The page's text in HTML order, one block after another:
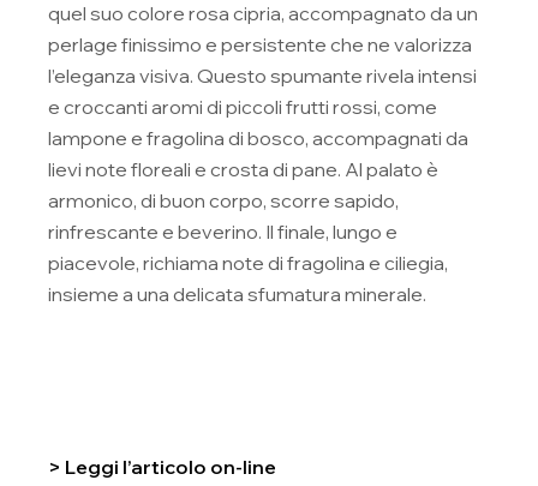
quel suo colore rosa cipria, accompagnato da un
perlage finissimo e persistente che ne valorizza
l’eleganza visiva. Questo spumante rivela intensi
e croccanti aromi di piccoli frutti rossi, come
lampone e fragolina di bosco, accompagnati da
lievi note floreali e crosta di pane. Al palato è
armonico, di buon corpo, scorre sapido,
rinfrescante e beverino. Il finale, lungo e
piacevole, richiama note di fragolina e ciliegia,
insieme a una delicata sfumatura minerale.
> Leggi l’articolo on-line